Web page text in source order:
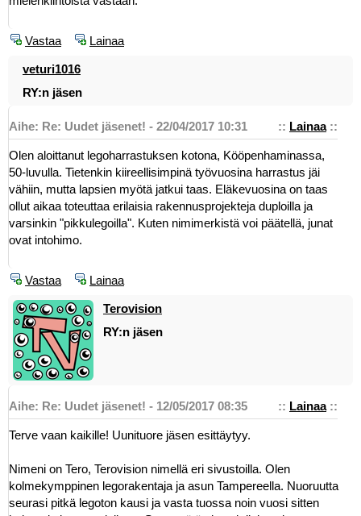
Vastaa Lainaa
veturi1016
RY:n jäsen
:: Lainaa::
Aihe: Re: Uudet jäsenet! - 22/04/2017 10:31
Olen aloittanut legoharrastuksen kotona, Kööpenhaminassa,
50-luvulla. Tietenkin kiireellisimpinä työvuosina harrastus jäi
vähiin, mutta lapsien myötä jatkui taas. Eläkevuosina on taas
ollut aikaa toteuttaa erilaisia rakennusprojekteja duploilla ja
varsinkin "pikkulegoilla". Kuten nimimerkistä voi päätellä, junat
ovat intohimo.
Vastaa Lainaa
Terovision
RY:n jäsen
:: Lainaa::
Aihe: Re: Uudet jäsenet! - 12/05/2017 08:35
Terve vaan kaikille! Uunituore jäsen esittäytyy.
Nimeni on Tero, Terovision nimellä eri sivustoilla. Olen
kolmekymppinen legorakentaja ja asun Tampereella. Nuoruutta
seurasi pitkä legoton kausi ja vasta tuossa noin vuosi sitten